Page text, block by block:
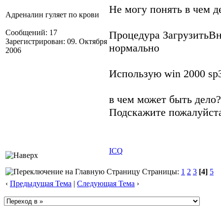
Адреналин гуляет по крови
Сообщений: 17
Зарегистрирован: 09. Октября
2006
Не могу понять в чем
Процедура
нормально
Использую win 2000
в чем может быть дело?
Подскажите
ICQ
Страницы: 1 2 3 [4] 5
‹ Предыдущая Тема | Следующая Тема ›